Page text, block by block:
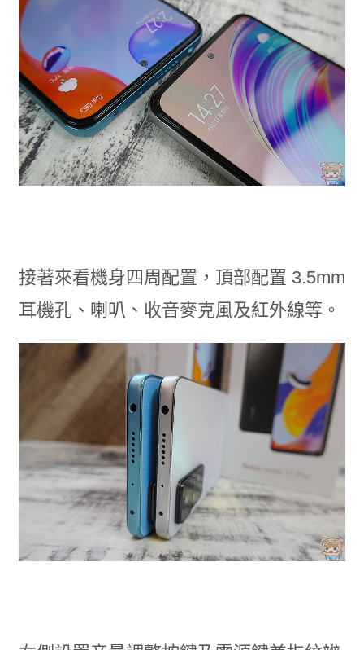
接著來看機身四周配置，頂部配置 3.5mm
耳機孔、喇叭、收音麥克風及紅外線等。